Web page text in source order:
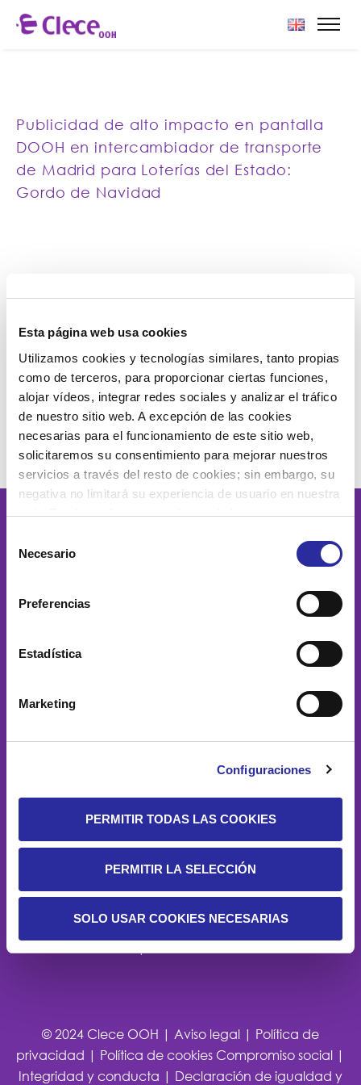
Esta página web usa cookies
Utilizamos cookies y tecnologías similares, tanto propias
como de terceros, para proporcionar ciertas funciones,
alojar vídeos, integrar redes sociales y analizar el tráfico
de nuestro sitio web. A excepción de las cookies
necesarias para el funcionamiento de este sitio web,
solicitaremos su consentimiento para mejorar nuestros
servicios a través del resto de cookies; sin embargo, su
negativa no limitará su experiencia de usuario en nuestra
web. Puede configurar o rechazar de forma
más información, puede consultar nuestra
Política de
Necesario
Preferencias
Estadística
Marketing
Configuraciones
PERMITIR TODAS LAS COOKIES
PERMITIR LA SELECCIÓN
SOLO USAR COOKIES NECESARIAS
Publicidad de alto impacto en pantalla
DOOH en intercambiador de transporte
de Madrid para Loterías del Estado:
Gordo de Navidad
MARKETING Y PUBLICIDAD EXTERIOR
Comercialización de espacios publicitarios en
Circuito de pantallas digitales de gran
formato para publicidad exterior
espectacular.
Avenida de Manoteras,46, bis 2ª planta · 28050
© 2024 Clece OOH | Aviso legal | Política de
privacidad | Política de cookies Compromiso social |
Integridad y conducta | Declaración de igualdad y